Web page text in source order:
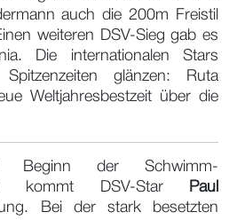
auch die 200m Freistil
weiteren DSV-Sieg gab es
Die internationalen Stars
glänzen: Ruta
Weltjahresbestzeit über die
Beginn der Schwimm-
kommt DSV-Star
Paul
Bei der stark besetzten